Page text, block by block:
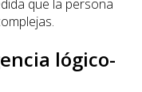
que la persona
lógico-